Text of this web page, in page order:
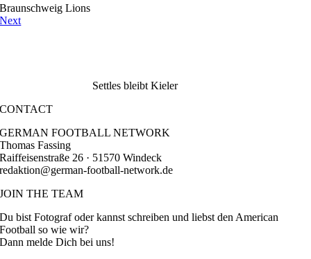
Braunschweig Lions
Next
Settles bleibt Kieler
CONTACT
GERMAN FOOTBALL NETWORK
Thomas Fassing
Raiffeisenstraße 26 · 51570 Windeck
redaktion@german-football-network.de
JOIN THE TEAM
Du bist Fotograf oder kannst schreiben und liebst den American
Football so wie wir?
Dann melde Dich bei uns!